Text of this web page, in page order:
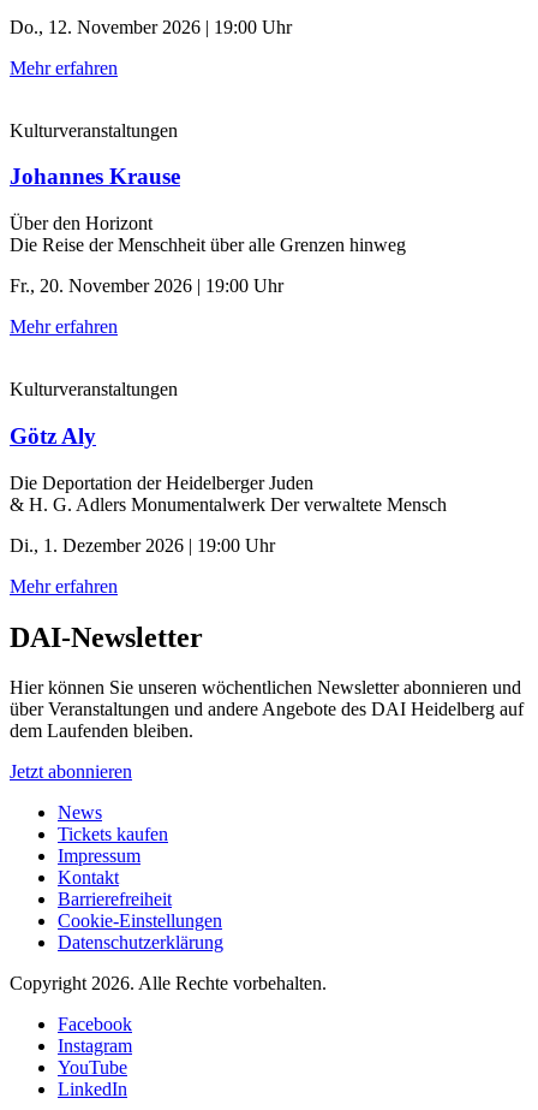
Do., 12. November 2026 | 19:00 Uhr
Mehr erfahren
Kulturveranstaltungen
Johannes Krause
Über den Horizont
Die Reise der Menschheit über alle Grenzen hinweg
Fr., 20. November 2026 | 19:00 Uhr
Mehr erfahren
Kulturveranstaltungen
Götz Aly
Die Deportation der ­Heidelberger Juden
& H. G. Adlers Monumentalwerk Der verwaltete Mensch
Di., 1. Dezember 2026 | 19:00 Uhr
Mehr erfahren
DAI-Newsletter
Hier können Sie unseren wöchentlichen Newsletter abonnieren und
über Veranstaltungen und andere Angebote des DAI Heidelberg auf
dem Laufenden bleiben.
Jetzt abonnieren
News
Tickets kaufen
Impressum
Kontakt
Barrierefreiheit
Cookie-Einstellungen
Datenschutzerklärung
Copyright 2026. Alle Rechte vorbehalten.
Facebook
Instagram
YouTube
LinkedIn